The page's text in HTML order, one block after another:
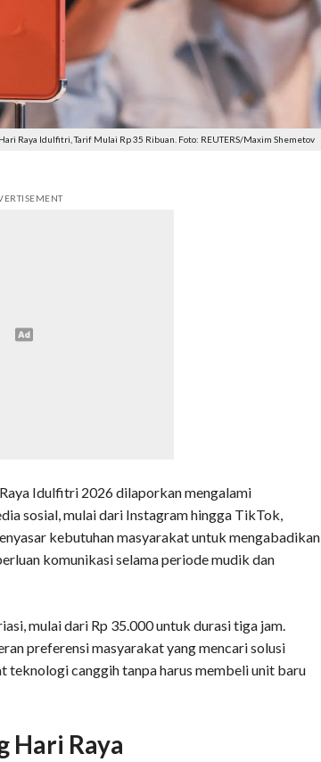
Raya Idulfitri, Tarif Mulai Rp 35 Ribuan. Foto: REUTERS/Maxim Shemetov
Idulfitri 2026 dilaporkan mengalami
sosial, mulai dari Instagram hingga TikTok,
kebutuhan masyarakat untuk mengabadikan
komunikasi selama periode mudik dan
mulai dari Rp 35.000 untuk durasi tiga jam.
preferensi masyarakat yang mencari solusi
teknologi canggih tanpa harus membeli unit baru
Hari Raya